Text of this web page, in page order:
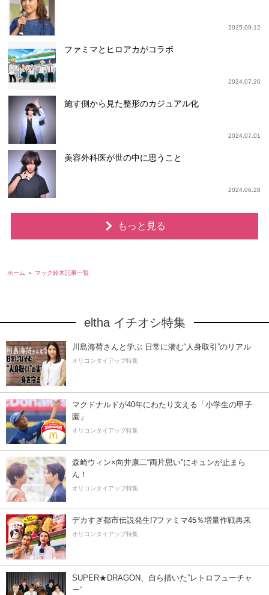
2025.09.12
ファミマとヒロアカがコラボ
2024.07.26
施す側から見た整形のカジュアル化
2024.07.01
美容外科医が世の中に思うこと
2024.06.28
もっと見る
ホーム マック鈴木記事一覧
eltha イチオシ特集
川島海荷さんと学ぶ 日常に潜む“人身取引”のリアル
オリコンタイアップ特集
マクドナルドが40年にわたり支える「小学生の甲子
園」
オリコンタイアップ特集
森崎ウィン×向井康二“両片思い”にキュンが止まら
ん！
オリコンタイアップ特集
デカすぎ都市伝説発生!?ファミマ45％増量作戦再来
オリコンタイアップ特集
SUPER★DRAGON、自ら描いた”レトロフューチャ
ー”